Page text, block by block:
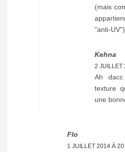
(mais
"anti-UV")
Kehna
2 JUILLET
Ah
texture
une
Flo
1 JUILLET 2014 À